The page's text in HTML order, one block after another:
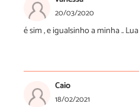
20/03/2020
é sim , e igualsinho a minha .. Lua
Caio
18/02/2021